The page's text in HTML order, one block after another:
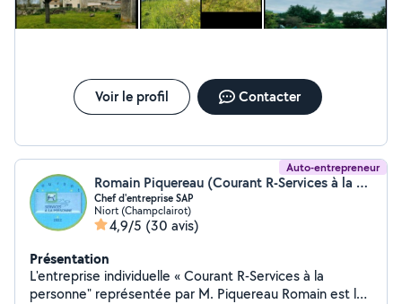
Voir le profil Contacter
Auto-entrepreneur
Romain Piquereau (Courant R-Services à la personne)
Chef d'entreprise SAP
Niort (Champclairot)
4,9/5 (30 avis)
Présentation
L'entreprise individuelle « Courant R-Services à la
personne" représentée par M. Piquereau Romain est là